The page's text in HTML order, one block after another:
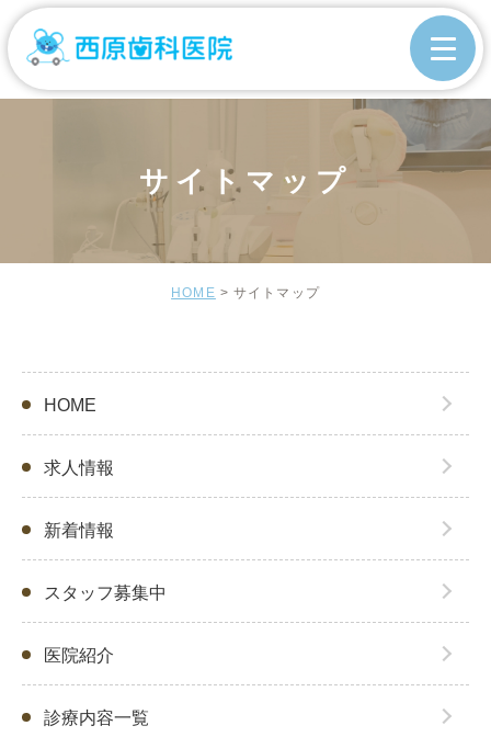
サイトマップ
HOME サイトマップ
HOME
求人情報
新着情報
スタッフ募集中
医院紹介
診療内容一覧